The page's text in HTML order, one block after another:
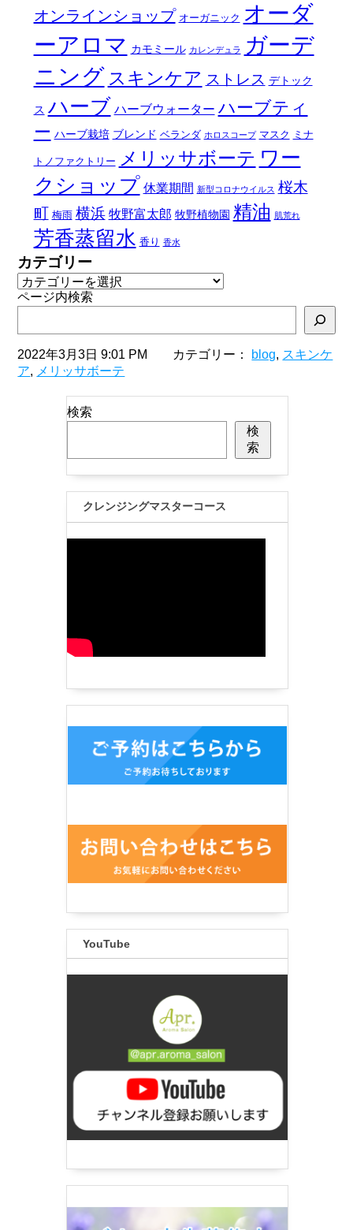
オンラインショップ オーガニック オーダ
ーアロマ カモミール カレンデュラ
ガーデ
ニング スキンケア ストレス デトック
ス ハーブ ハーブウォーター ハーブティ
ー ハーブ栽培 ブレンド ベランダ ホロスコープ マスク ミナ
トノファクトリー メリッサボーテ ワー
クショップ 休業期間 新型コロナウイルス 桜木
町 梅雨 横浜 牧野富太郎 牧野植物園 精油 肌荒れ
芳香蒸留水 香り 香水
カテゴリー
ページ内検索
2022年3月3日 9:01 PM カテゴリー： blog, スキンケ
ア, メリッサボーテ
検索
検
索
クレンジングマスターコース
YouTube